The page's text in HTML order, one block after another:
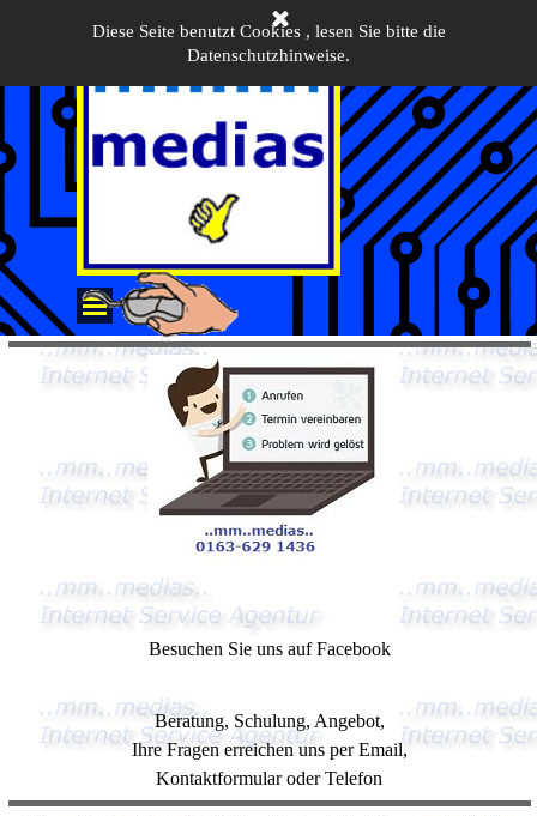
Diese Seite benutzt Cookies , lesen Sie bitte die
Datenschutzhinweise.
Menü überspringen
Besuchen Sie uns auf Facebook
Beratung, Schulung, Angebot,
Ihre Fragen erreichen uns per Email,
Kontaktformular oder Telefon